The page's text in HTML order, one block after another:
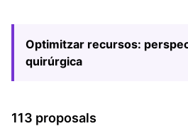
Optimitzar recursos:
quirúrgica
113 proposals